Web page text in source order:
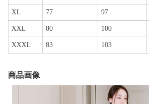
XL 77 97
XXL 80 100
XXXL 83 103
商品画像